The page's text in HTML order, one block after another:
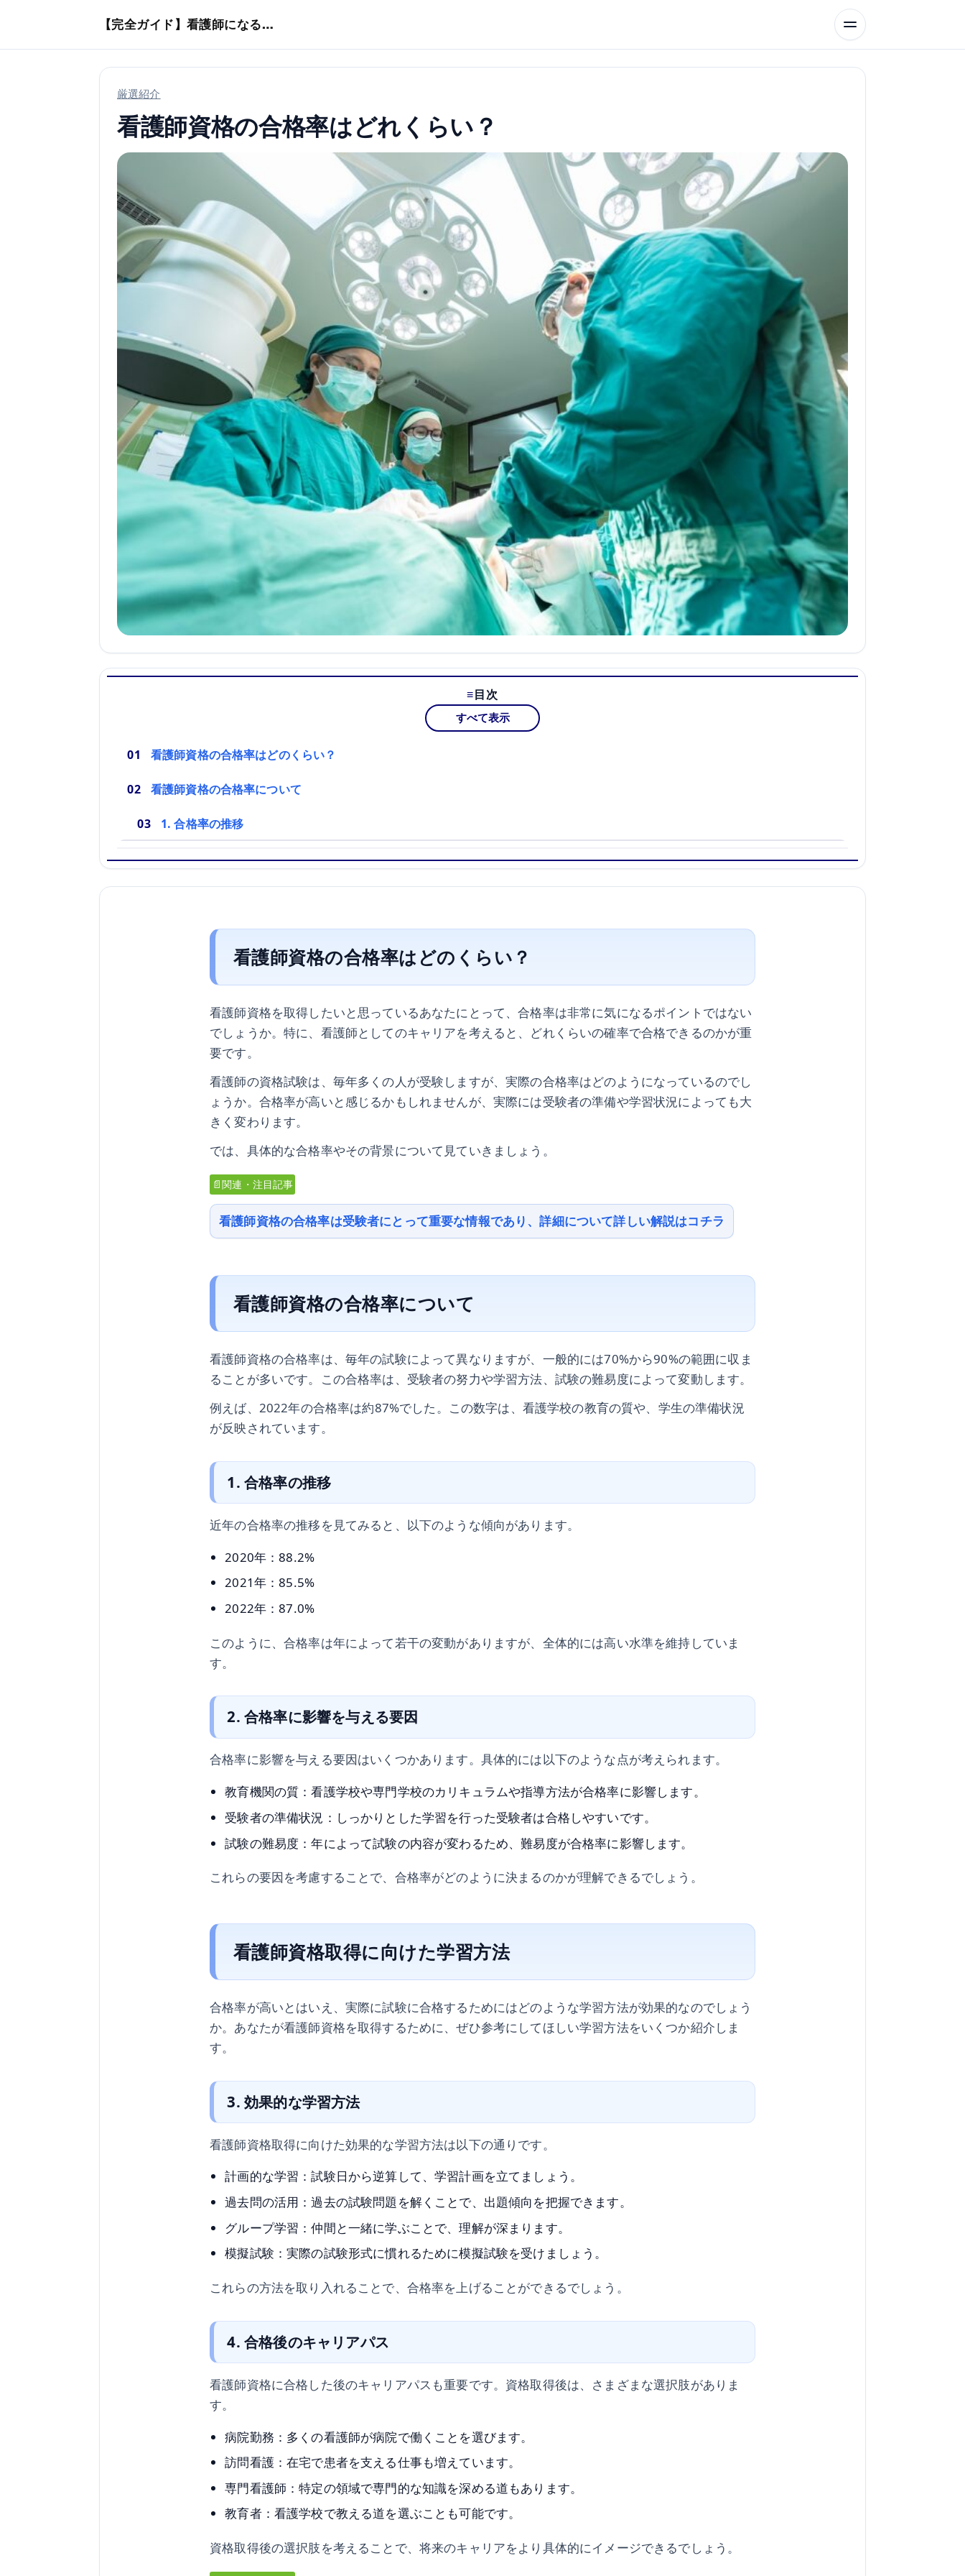
【完全ガイド】看護師になるまでのステップ＆スケジュール
厳選紹介
看護師資格の合格率はどれくらい？
目次
すべて表示
看護師資格の合格率はどのくらい？
看護師資格の合格率について
1. 合格率の推移
看護師資格の合格率はどのくらい？
看護師資格を取得したいと思っているあなたにとって、合格率は非常に気になるポイントではない
でしょうか。特に、看護師としてのキャリアを考えると、どれくらいの確率で合格できるのかが重
要です。
看護師の資格試験は、毎年多くの人が受験しますが、実際の合格率はどのようになっているのでし
ょうか。合格率が高いと感じるかもしれませんが、実際には受験者の準備や学習状況によっても大
きく変わります。
では、具体的な合格率やその背景について見ていきましょう。
📄関連・注目記事
看護師資格の合格率は受験者にとって重要な情報であり、詳細について詳しい解説はコチラ
看護師資格の合格率について
看護師資格の合格率は、毎年の試験によって異なりますが、一般的には70%から90%の範囲に収ま
ることが多いです。この合格率は、受験者の努力や学習方法、試験の難易度によって変動します。
例えば、2022年の合格率は約87%でした。この数字は、看護学校の教育の質や、学生の準備状況
が反映されています。
1. 合格率の推移
近年の合格率の推移を見てみると、以下のような傾向があります。
2020年：88.2%
2021年：85.5%
2022年：87.0%
このように、合格率は年によって若干の変動がありますが、全体的には高い水準を維持していま
す。
2. 合格率に影響を与える要因
合格率に影響を与える要因はいくつかあります。具体的には以下のような点が考えられます。
教育機関の質：看護学校や専門学校のカリキュラムや指導方法が合格率に影響します。
受験者の準備状況：しっかりとした学習を行った受験者は合格しやすいです。
試験の難易度：年によって試験の内容が変わるため、難易度が合格率に影響します。
これらの要因を考慮することで、合格率がどのように決まるのかが理解できるでしょう。
看護師資格取得に向けた学習方法
合格率が高いとはいえ、実際に試験に合格するためにはどのような学習方法が効果的なのでしょう
か。あなたが看護師資格を取得するために、ぜひ参考にしてほしい学習方法をいくつか紹介しま
す。
3. 効果的な学習方法
看護師資格取得に向けた効果的な学習方法は以下の通りです。
計画的な学習：試験日から逆算して、学習計画を立てましょう。
過去問の活用：過去の試験問題を解くことで、出題傾向を把握できます。
グループ学習：仲間と一緒に学ぶことで、理解が深まります。
模擬試験：実際の試験形式に慣れるために模擬試験を受けましょう。
これらの方法を取り入れることで、合格率を上げることができるでしょう。
4. 合格後のキャリアパス
看護師資格に合格した後のキャリアパスも重要です。資格取得後は、さまざまな選択肢がありま
す。
病院勤務：多くの看護師が病院で働くことを選びます。
訪問看護：在宅で患者を支える仕事も増えています。
専門看護師：特定の領域で専門的な知識を深める道もあります。
教育者：看護学校で教える道を選ぶことも可能です。
資格取得後の選択肢を考えることで、将来のキャリアをより具体的にイメージできるでしょう。